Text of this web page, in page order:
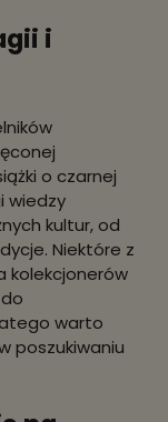
i
o czarnej
wiedzy
kultur, od
Niektóre z
kolekcjonerów
warto
poszukiwaniu